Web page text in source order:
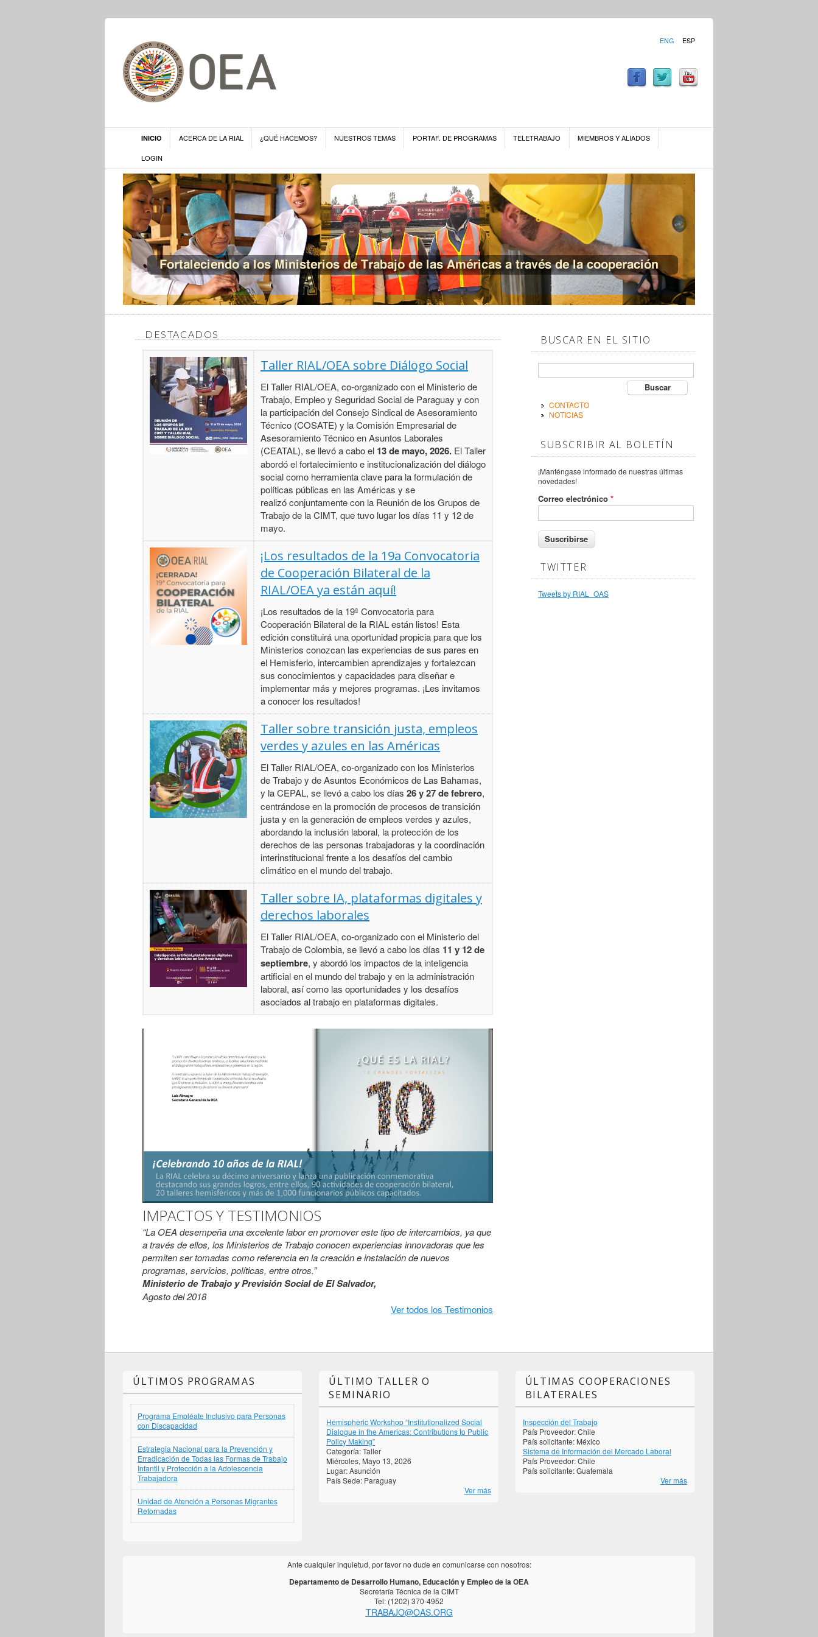
ENG ESP
INICIO ACERCA DE LA RIAL ¿QUÉ HACEMOS? NUESTROS TEMAS PORTAF. DE PROGRAMAS TELETRABAJO MIEMBROS Y ALIADOS
LOGIN
DESTACADOS
Taller RIAL/OEA sobre Diálogo Social
El Taller RIAL/OEA, co-organizado con el Ministerio de
Trabajo, Empleo y Seguridad Social de Paraguay y con
la participación del Consejo Sindical de Asesoramiento
Técnico (COSATE) y la Comisión Empresarial de
Asesoramiento Técnico en Asuntos Laborales
(CEATAL), se llevó a cabo el 13 de mayo, 2026. El Taller
abordó el fortalecimiento e institucionalización del diálogo
social como herramienta clave para la formulación de
políticas públicas en las Américas y se
realizó conjuntamente con la Reunión de los Grupos de
Trabajo de la CIMT, que tuvo lugar los días 11 y 12 de
mayo.
¡Los resultados de la 19a Convocatoria
de Cooperación Bilateral de la
RIAL/OEA ya están aquí!
¡Los resultados de la 19ª Convocatoria para
Cooperación Bilateral de la RIAL están listos! Esta
edición constituirá una oportunidad propicia para que los
Ministerios conozcan las experiencias de sus pares en
el Hemisferio, intercambien aprendizajes y fortalezcan
sus conocimientos y capacidades para diseñar e
implementar más y mejores programas. ¡Les invitamos
a conocer los resultados!
Taller sobre transición justa, empleos
verdes y azules en las Américas
El Taller RIAL/OEA, co-organizado con los Ministerios
de Trabajo y de Asuntos Económicos de Las Bahamas,
y la CEPAL, se llevó a cabo los días 26 y 27 de febrero,
centrándose en la promoción de procesos de transición
justa y en la generación de empleos verdes y azules,
abordando la inclusión laboral, la protección de los
derechos de las personas trabajadoras y la coordinación
interinstitucional frente a los desafíos del cambio
climático en el mundo del trabajo.
Taller sobre IA, plataformas digitales y
derechos laborales
El Taller RIAL/OEA, co-organizado con el Ministerio del
Trabajo de Colombia, se llevó a cabo los días 11 y 12 de
septiembre, y abordó los impactos de la inteligencia
artificial en el mundo del trabajo y en la administración
laboral, así como las oportunidades y los desafíos
asociados al trabajo en plataformas digitales.
IMPACTOS Y TESTIMONIOS
“La OEA desempeña una excelente labor en promover este tipo de intercambios, ya que
a través de ellos, los Ministerios de Trabajo conocen experiencias innovadoras que les
permiten ser tomadas como referencia en la creación e instalación de nuevos
programas, servicios, políticas, entre otros.”
Ministerio de Trabajo y Previsión Social de El Salvador,
Agosto del 2018
Ver todos los Testimonios
BUSCAR EN EL SITIO
CONTACTO
NOTICIAS
SUBSCRIBIR AL BOLETÍN
¡Manténgase informado de nuestras últimas
novedades!
Correo electrónico *
TWITTER
Tweets by RIAL_OAS
ÚLTIMOS PROGRAMAS
Programa Empléate Inclusivo para Personas
con Discapacidad
Estrategia Nacional para la Prevención y
Erradicación de Todas las Formas de Trabajo
Infantil y Protección a la Adolescencia
Trabajadora
Unidad de Atención a Personas Migrantes
Retornadas
ÚLTIMO TALLER O
SEMINARIO
Hemispheric Workshop “Institutionalized Social
Dialogue in the Americas: Contributions to Public
Policy Making”
Categoría:Taller
Miércoles, Mayo 13, 2026
Lugar:Asunción
País Sede: Paraguay
Ver más
ÚLTIMAS COOPERACIONES
BILATERALES
Inspección del Trabajo
País Proveedor:Chile
País solicitante: México
Sistema de Información del Mercado Laboral
País Proveedor:Chile
País solicitante:Guatemala
Ver más
Ante cualquier inquietud, por favor no dude en comunicarse con nosotros:
Departamento de Desarrollo Humano, Educación y Empleo de la OEA
Secretaría Técnica de la CIMT
Tel: (1202) 370-4952
TRABAJO@OAS.ORG